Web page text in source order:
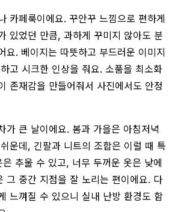
카페룩이에요. 꾸안꾸 느낌으로 편하게
있었던 만큼, 과하게 꾸미지 않아도 분
요. 베이지는 따뜻하고 부드러운 이미지
고 시크한 인상을 줘요. 소품을 최소화
존재감을 만들어줘서 사진에서도 안정
가 큰 날이에요. 봄과 가을은 아침저녁
운데, 긴팔과 니트의 조합은 이럴 때 특
추울 수 있고, 너무 두꺼운 옷은 낮에
그 중간 지점을 잘 노리는 편이에요. 다
느껴질 수 있으니 실내 난방 환경도 함